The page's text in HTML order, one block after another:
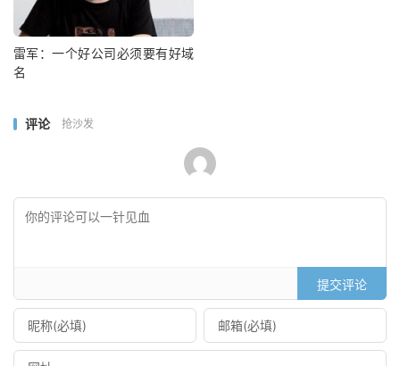
雷军：一个好公司必须要有好域
名
评论 抢沙发
提交评论